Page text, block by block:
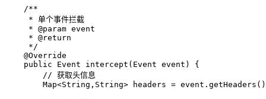
/**
     * 单个事件拦截
     *
@param event
     *
@return
     */
@Override
public Event intercept (Event event)
{
// 获取头信息
Map<String,String> headers =